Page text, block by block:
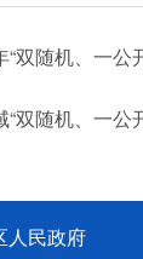
双随机、一公
双随机、一公
人民政府